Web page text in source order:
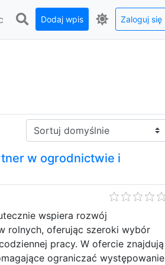
Dodaj wpis Zaloguj się
Sortuj:
w ogrodnictwie i
wspiera rozwój
rolnych, oferując szeroki wybór
pracy. W ofercie znajdują
ograniczać występowanie